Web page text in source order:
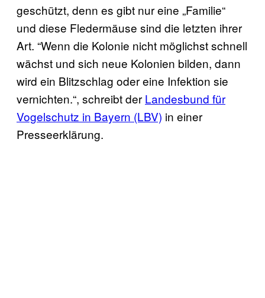
geschützt, denn es gibt nur eine „Familie“
und diese Fledermäuse sind die letzten ihrer
Art. “Wenn die Kolonie nicht möglichst schnell
wächst und sich neue Kolonien bilden, dann
wird ein Blitzschlag oder eine Infektion sie
vernichten.“, schreibt der Landesbund für
Vogelschutz in Bayern (LBV) in einer
Presseerklärung.